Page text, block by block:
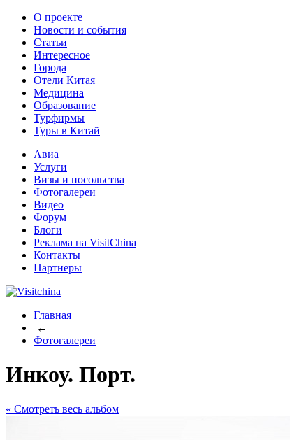
О проекте
Новости и события
Статьи
Интересное
Города
Отели Китая
Медицина
Образование
Турфирмы
Туры в Китай
Авиа
Услуги
Визы и посольства
Фотогалереи
Видео
Форум
Блоги
Реклама на VisitChina
Контакты
Партнеры
Главная
←
Фотогалереи
Инкоу. Порт.
« Cмотреть весь альбом